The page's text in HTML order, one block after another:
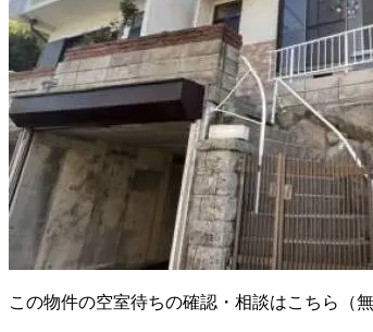
この物件の空室待ちの確認・相談はこちら（